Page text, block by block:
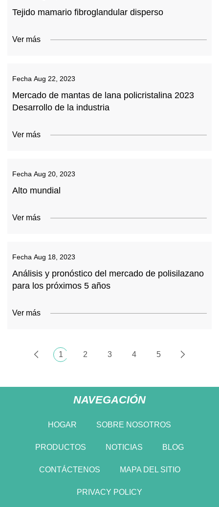
Tejido mamario fibroglandular disperso
Ver más
Fecha Aug 22, 2023
Mercado de mantas de lana policristalina 2023
Desarrollo de la industria
Ver más
Fecha Aug 20, 2023
Alto mundial
Ver más
Fecha Aug 18, 2023
Análisis y pronóstico del mercado de polisilazano
para los próximos 5 años
Ver más
1 2 3 4 5
NAVEGACIÓN
HOGAR SOBRE NOSOTROS
PRODUCTOS NOTICIAS BLOG
CONTÁCTENOS MAPA DEL SITIO
PRIVACY POLICY